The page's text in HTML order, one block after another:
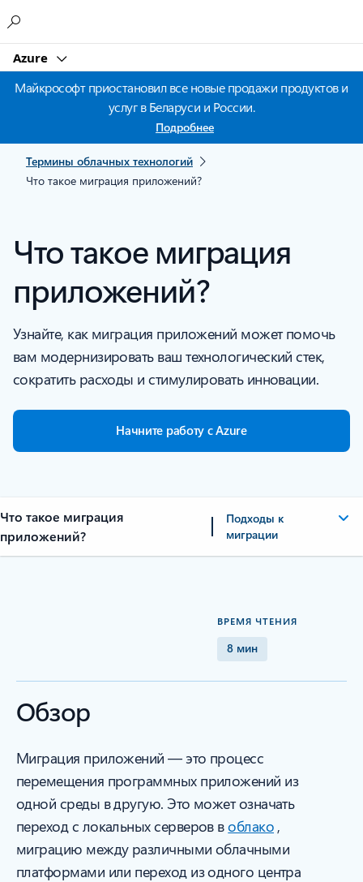
Azure
Майкрософт приостановил все новые продажи продуктов и
услуг в Беларуси и России.
Подробнее
Термины облачных технологий
Что такое миграция приложений?
Что такое миграция
приложений?
Узнайте, как миграция приложений может помочь
вам модернизировать ваш технологический стек,
сократить расходы и стимулировать инновации.
Начните работу с Azure
Что такое миграция
приложений?
Подходы к
миграции
ВРЕМЯ ЧТЕНИЯ
8 мин
Обзор
Миграция приложений — это процесс
перемещения программных приложений из
одной среды в другую. Это может означать
переход с локальных серверов воблако ,
миграцию между различными облачными
платформами или переход из одного центра